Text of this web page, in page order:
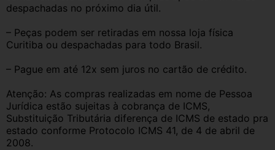
despachadas no próximo dia útil.
– Peças podem ser retiradas em nossa loja física
Curitiba ou despachadas para todo Brasil.
– Pague em até 12x sem juros no cartão de crédito.
Atenção: As compras realizadas em nome de Pessoa
Jurídica estão sujeitas à cobrança de ICMS,
Substituição Tributária diferença de ICMS de estado pra
estado conforme Protocolo ICMS 41, de 4 de abril de
2008.